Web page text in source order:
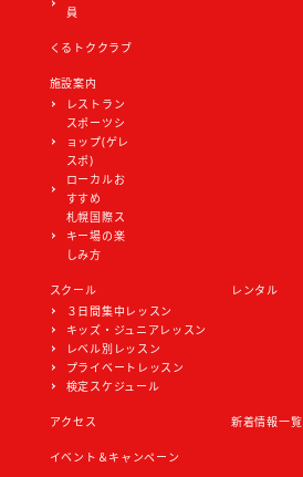
員
くるトククラブ
施設案内
レストラン
スポーツシ
ョップ(ゲレ
スポ)
ローカルお
すすめ
札幌国際ス
キー場の楽
しみ方
スクール
３日間集中レッスン
キッズ・ジュニアレッスン
レベル別レッスン
プライベートレッスン
検定スケジュール
レンタル
アクセス 新着情報一覧
イベント＆キャンペーン